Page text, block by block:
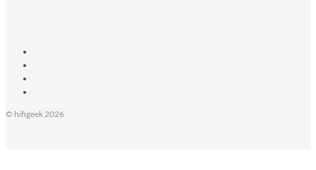
© hifigeek 2026